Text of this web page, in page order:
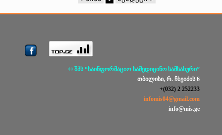
© შპს “საინფორმაციო-სამედიცინო სამსახური”
თბილისი, რ. ჩხეიძის 6
+(032) 2 252233
infomis04@gmail.com
info@mis.ge